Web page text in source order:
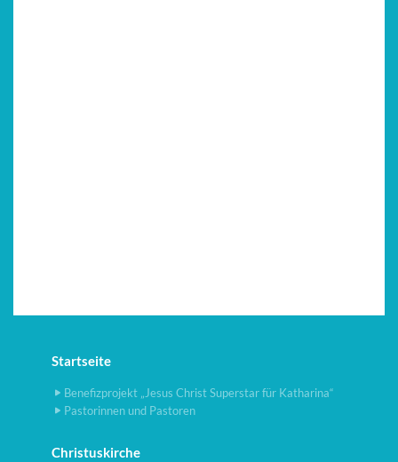
Startseite
Benefizprojekt „Jesus Christ Superstar für Katharina“
Pastorinnen und Pastoren
Christuskirche